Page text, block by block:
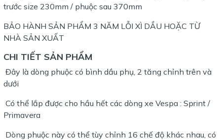
trước size 230mm / phuộc sau 370mm
BẢO HÀNH SẢN PHẨM 3 NĂM LỖI XÌ DẦU HOẶC TỪ
NHÀ SẢN XUẤT
CHI TIẾT SẢN PHẨM
Đây là dòng phuộc có bình dầu phụ, 2 tăng chỉnh trên và
dưới
Có thể lắp được cho hầu hết các dòng xe Vespa : Sprint /
Primavera
Dòng phuộc này có thể tùy chỉnh 16 chế độ khác nhau, có